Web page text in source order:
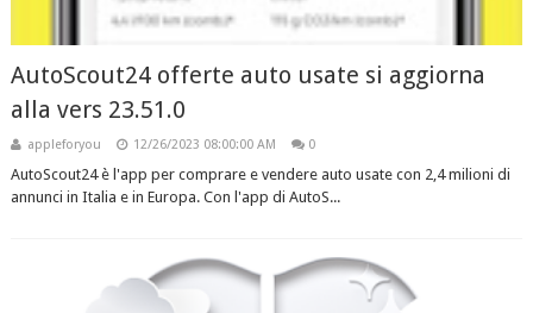
AutoScout24 offerte auto usate si aggiorna
alla vers 23.51.0
appleforyou 12/26/2023 08:00:00 AM 0
AutoScout24 è l'app per comprare e vendere auto usate con 2,4 milioni di
annunci in Italia e in Europa. Con l'app di AutoS...